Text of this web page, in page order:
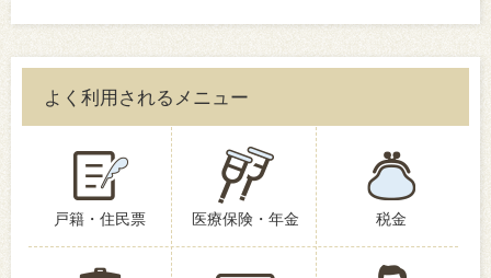
よく利用されるメニュー
戸籍・住民票 医療保険・年金 税金